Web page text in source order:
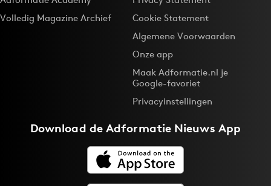
Reputatie & crisis
Volledig Magazine Archief
Cookie Statement
Algemene Voorwaarden
Onze app
Maak Adformatie.nl je
Google-favoriet
Privacyinstellingen
Download deAdformatie Nieuws App